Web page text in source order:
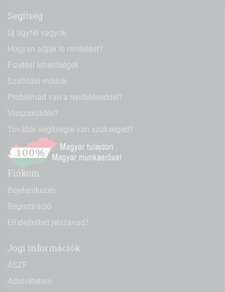
Segítség
Új ügyfél vagyok
Hogyan adjak le rendelést?
Fizetési lehetőségek
Szállítási módok
Problémád van a rendeléseddel?
Visszaküldés?
További segítségre van szükséged?
Fiókom
Bejelentkezés
Regisztráció
Elfelejtetted jelszavad?
Jogi információk
ÁSZF
Adatvételem